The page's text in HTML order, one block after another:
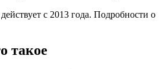
с 2013 года. Подробности о
такое